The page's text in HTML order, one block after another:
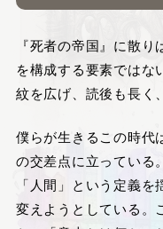
『死者の帝国』に散
を構成する要素ではな
紋を広げ、読後も長く
僕らが生きるこの時代
の交差点に立っている
「人間」という定義
変えようとしている。